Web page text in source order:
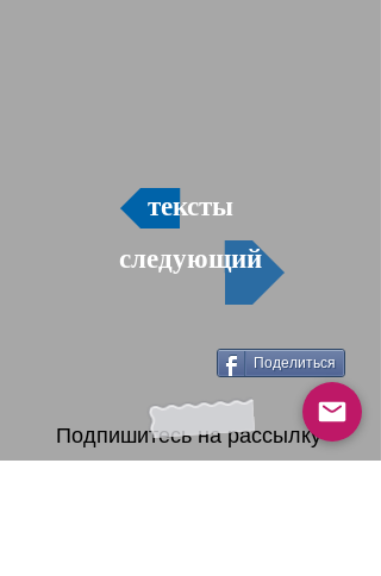
тексты
следующий
Поделиться
Подпишитесь на рассылку